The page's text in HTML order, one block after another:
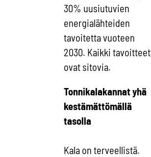
30% uusiutuvien
energialähteiden
tavoitetta vuoteen
2030. Kaikki tavoitteet
ovat sitovia.
Tonnikalakannat yhä
kestämättömällä
tasolla
Kala on terveellistä.